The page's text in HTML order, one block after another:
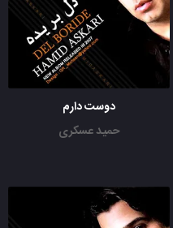
دوست دارم
حمید عسکری